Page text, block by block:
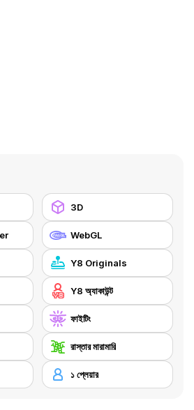
3D
WebGL
Y8 Originals
Y8 অ্যাকাউন্ট
ফাইটিং
রাস্তার মারামারি
১ প্লেয়ার